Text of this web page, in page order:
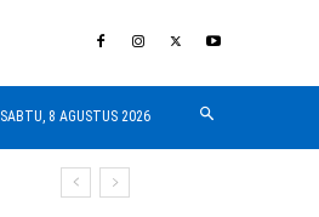
SABTU, 8 AGUSTUS 2026